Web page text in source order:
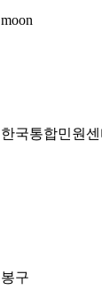
moon
한국통합민원센
봉구